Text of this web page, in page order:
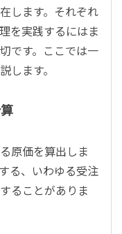
します。それぞれ
を実践するにはま
です。ここでは一
します。
原価を算出しま
る、いわゆる受注
ることがありま